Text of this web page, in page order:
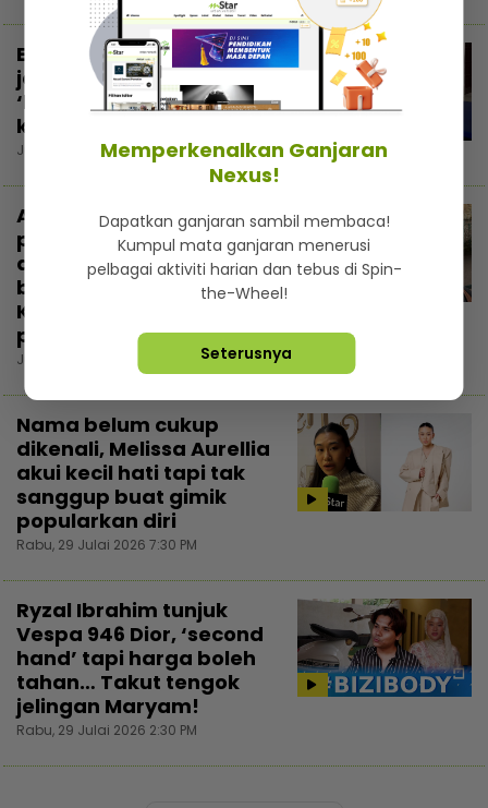
Emma Sofea pernah
jadi mangsa buli, pilih
‘homeschool’ sebagai
keputusan paling tepat
Jumaat, 31 Julai 2026 5:00 PM
Ammar Ahyan kongsi
perancangan selepas
asasi, mahu sambung
belajar di luar negara...
Kalau boleh sampai
peringkat ‘master’
Jumaat, 31 Julai 2026 3:22 PM
Nama belum cukup
dikenali, Melissa Aurellia
akui kecil hati tapi tak
sanggup buat gimik
popularkan diri
Rabu, 29 Julai 2026 7:30 PM
Ryzal Ibrahim tunjuk
Vespa 946 Dior, ‘second
hand’ tapi harga boleh
tahan… Takut tengok
jelingan Maryam!
Rabu, 29 Julai 2026 2:30 PM
Memperkenalkan Ganjaran
Nexus!
Dapatkan ganjaran sambil membaca!
Kumpul mata ganjaran menerusi
pelbagai aktiviti harian dan tebus di Spin-
the-Wheel!
Seterusnya